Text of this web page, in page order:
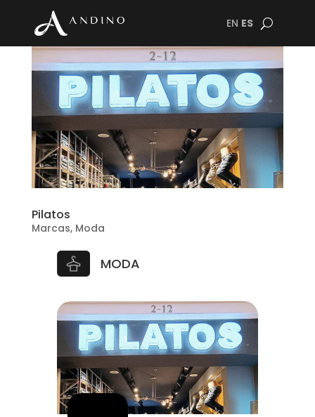
EN ES
Pilatos
Marcas, Moda
MODA